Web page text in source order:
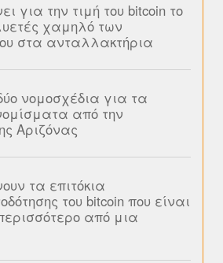
για την τιμή του bitcoin το
χαμηλό των
στα ανταλλακτήρια
νομοσχέδια για τα
από την
Αριζόνας
τα επιτόκια
του bitcoin που είναι
από μια